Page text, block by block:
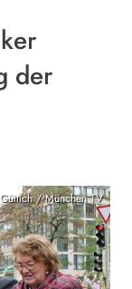
der
/ München TV